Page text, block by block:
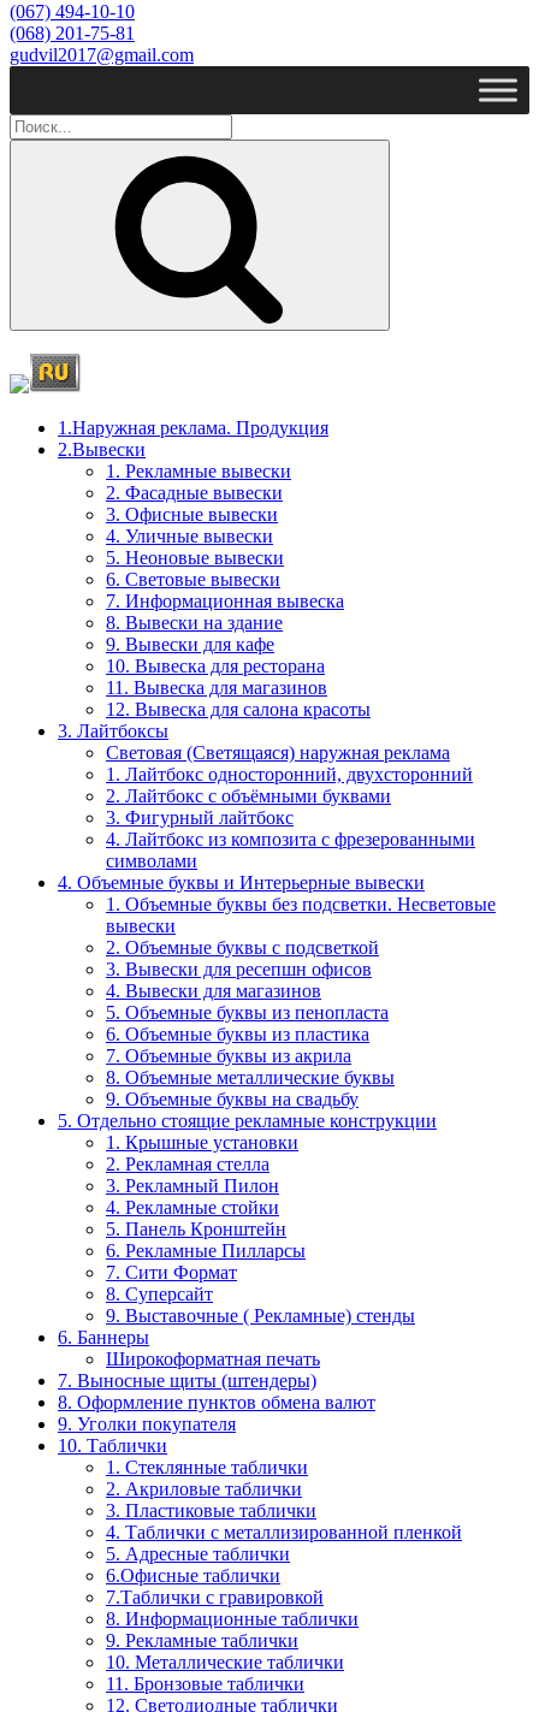
(067) 494-10-10
(068) 201-75-81
gudvil2017@gmail.com
Поиск
1.Наружная реклама. Продукция
2.Вывески
1. Рекламные вывески
2. Фасадные вывески
3. Офисные вывески
4. Уличные вывески
5. Неоновые вывески
6. Световые вывески
7. Информационная вывеска
8. Вывески на здание
9. Вывески для кафе
10. Вывеска для ресторана
11. Вывеска для магазинов
12. Вывеска для салона красоты
3. Лайтбоксы
Световая (Светящаяся) наружная реклама
1. Лайтбокс односторонний, двухсторонний
2. Лайтбокс с объёмными буквами
3. Фигурный лайтбокс
4. Лайтбокс из композита с фрезерованными
символами
4. Объемные буквы и Интерьерные вывески
1. Объемные буквы без подсветки. Несветовые
вывески
2. Объемные буквы с подсветкой
3. Вывески для ресепшн офисов
4. Вывески для магазинов
5. Объемные буквы из пенопласта
6. Объемные буквы из пластика
7. Объемные буквы из акрила
8. Объемные металлические буквы
9. Объемные буквы на свадьбу
5. Отдельно стоящие рекламные конструкции
1. Крышные установки
2. Рекламная стелла
3. Рекламный Пилон
4. Рекламные стойки
5. Панель Кронштейн
6. Рекламные Пилларсы
7. Сити Формат
8. Суперсайт
9. Выставочные ( Рекламные) стенды
6. Баннеры
Широкоформатная печать
7. Выносные щиты (штендеры)
8. Оформление пунктов обмена валют
9. Уголки покупателя
10. Таблички
1. Стеклянные таблички
2. Акриловые таблички
3. Пластиковые таблички
4. Таблички с металлизированной пленкой
5. Адресные таблички
6.Офисные таблички
7.Таблички с гравировкой
8. Информационные таблички
9. Рекламные таблички
10. Металлические таблички
11. Бронзовые таблички
12. Светодиодные таблички